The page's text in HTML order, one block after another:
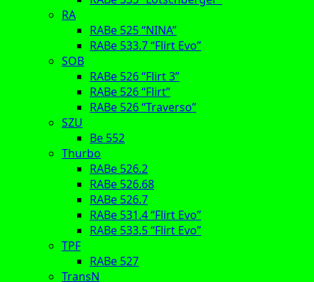
RA
RABe 525 “NINA”
RABe 533.7 “Flirt Evo”
SOB
RABe 526 “Flirt 3”
RABe 526 “Flirt”
RABe 526 “Traverso”
SZU
Be 552
Thurbo
RABe 526.2
RABe 526.68
RABe 526.7
RABe 531.4 “Flirt Evo”
RABe 533.5 “Flirt Evo”
TPF
RABe 527
TransN